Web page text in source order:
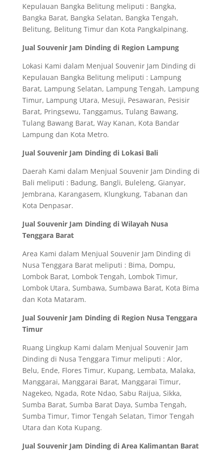
Kepulauan Bangka Belitung meliputi : Bangka,
Bangka Barat, Bangka Selatan, Bangka Tengah,
Belitung, Belitung Timur dan Kota Pangkalpinang.
Jual Souvenir Jam Dinding di Region Lampung
Lokasi Kami dalam Menjual Souvenir Jam Dinding di
Kepulauan Bangka Belitung meliputi : Lampung
Barat, Lampung Selatan, Lampung Tengah, Lampung
Timur, Lampung Utara, Mesuji, Pesawaran, Pesisir
Barat, Pringsewu, Tanggamus, Tulang Bawang,
Tulang Bawang Barat, Way Kanan, Kota Bandar
Lampung dan Kota Metro.
Jual Souvenir Jam Dinding di Lokasi Bali
Daerah Kami dalam Menjual Souvenir Jam Dinding di
Bali meliputi : Badung, Bangli, Buleleng, Gianyar,
Jembrana, Karangasem, Klungkung, Tabanan dan
Kota Denpasar.
Jual Souvenir Jam Dinding di Wilayah Nusa
Tenggara Barat
Area Kami dalam Menjual Souvenir Jam Dinding di
Nusa Tenggara Barat meliputi : Bima, Dompu,
Lombok Barat, Lombok Tengah, Lombok Timur,
Lombok Utara, Sumbawa, Sumbawa Barat, Kota Bima
dan Kota Mataram.
Jual Souvenir Jam Dinding di Region Nusa Tenggara
Timur
Ruang Lingkup Kami dalam Menjual Souvenir Jam
Dinding di Nusa Tenggara Timur meliputi : Alor,
Belu, Ende, Flores Timur, Kupang, Lembata, Malaka,
Manggarai, Manggarai Barat, Manggarai Timur,
Nagekeo, Ngada, Rote Ndao, Sabu Raijua, Sikka,
Sumba Barat, Sumba Barat Daya, Sumba Tengah,
Sumba Timur, Timor Tengah Selatan, Timor Tengah
Utara dan Kota Kupang.
Jual Souvenir Jam Dinding di Area Kalimantan Barat